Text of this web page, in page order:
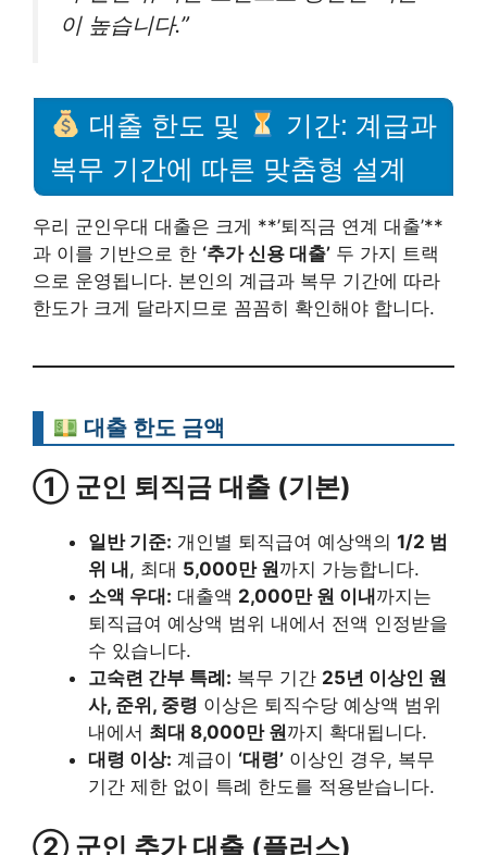
이 높습니다.”
대출 한도 및
기간: 계급과
복무 기간에 따른 맞춤형 설계
우리 군인우대 대출은 크게 **’퇴직금 연계 대출’**
과 이를 기반으로 한 ‘추가 신용 대출’ 두 가지 트랙
으로 운영됩니다. 본인의 계급과 복무 기간에 따라
한도가 크게 달라지므로 꼼꼼히 확인해야 합니다.
대출 한도 금액
① 군인 퇴직금 대출 (기본)
일반 기준: 개인별 퇴직급여 예상액의 1/2 범
위 내, 최대 5,000만 원까지 가능합니다.
소액 우대: 대출액 2,000만 원 이내까지는
퇴직급여 예상액 범위 내에서 전액 인정받을
수 있습니다.
고숙련 간부 특례: 복무 기간 25년 이상인 원
사, 준위, 중령 이상은 퇴직수당 예상액 범위
내에서 최대 8,000만 원까지 확대됩니다.
대령 이상: 계급이 ‘대령’ 이상인 경우, 복무
기간 제한 없이 특례 한도를 적용받습니다.
② 군인 추가 대출 (플러스)